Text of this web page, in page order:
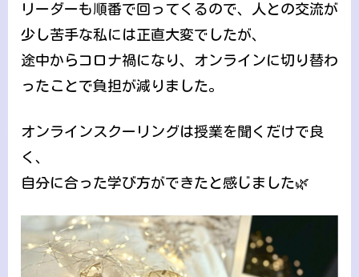
リーダーも順番で回ってくるので、人との交流が
少し苦手な私には正直大変でしたが、
途中からコロナ禍になり、オンラインに切り替わ
ったことで負担が減りました。
オンラインスクーリングは授業を聞くだけで良
く、
自分に合った学び方ができたと感じました🌿